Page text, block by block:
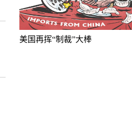
美国再挥“制裁”大棒